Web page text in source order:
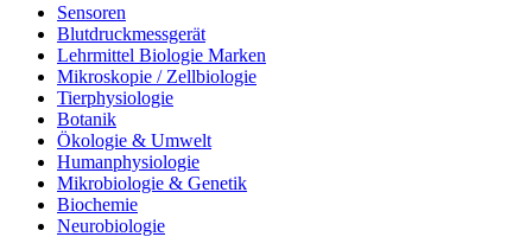
Sensoren
Blutdruckmessgerät
Lehrmittel Biologie Marken
Mikroskopie / Zellbiologie
Tierphysiologie
Botanik
Ökologie & Umwelt
Humanphysiologie
Mikrobiologie & Genetik
Biochemie
Neurobiologie